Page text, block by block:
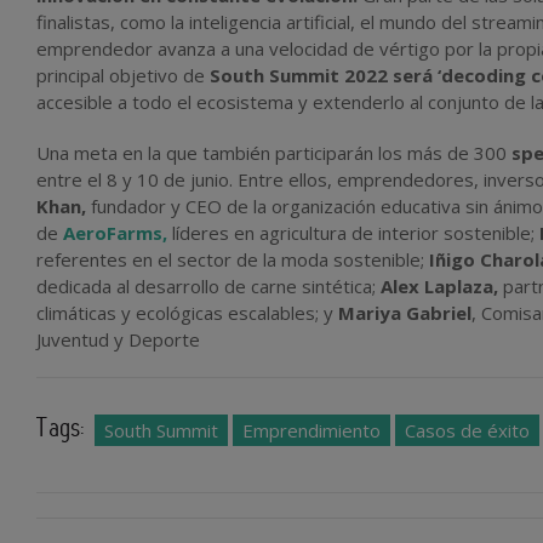
finalistas, como la inteligencia artificial, el mundo del
emprendedor avanza a una velocidad de vértigo por la
principal objetivo de South Summit 2022 será
accesible a todo el ecosistema y extenderlo al conjunto de
Una meta en la que también participarán los más de 300
entre el 8 y 10 de junio. Entre ellos, emprendedores,
Khan, fundador y CEO de la organización educativa sin
de AeroFarms, líderes en agricultura de interior sostenible;
referentes en el sector de la moda sostenible; Iñigo
dedicada al desarrollo de carne sintética; Alex Laplaza,
climáticas y ecológicas escalables; y Mariya Gabriel,
Juventud y Deporte
Tags: South Summit Emprendimiento Casos de éxito